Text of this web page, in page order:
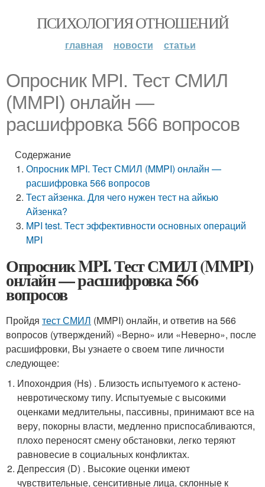
ПСИХОЛОГИЯ ОТНОШЕНИЙ
главная новости статьи
Опросник MPI. Тест СМИЛ
(MMPI) онлайн —
расшифровка 566 вопросов
Содержание
Опросник MPI. Тест СМИЛ (MMPI) онлайн —
расшифровка 566 вопросов
Тест айзенка. Для чего нужен тест на айкью
Айзенка?
MPI test. Тест эффективности основных операций
MPI
Опросник MPI. Тест СМИЛ (MMPI)
онлайн — расшифровка 566
вопросов
Пройдя тест СМИЛ (MMPI) онлайн, и ответив на 566
вопросов (утверждений) «Верно» или «Неверно», после
расшифровки, Вы узнаете о своем типе личности
следующее:
Ипохондрия (Нs) . Близость испытуемого к астено-
невротическому типу. Испытуемые с высокими
оценками медлительны, пассивны, принимают все на
веру, покорны власти, медленно приспосабливаются,
плохо переносят смену обстановки, легко теряют
равновесие в социальных конфликтах.
Депрессия (D) . Высокие оценки имеют
чувствительные, сенситивные лица, склонные к